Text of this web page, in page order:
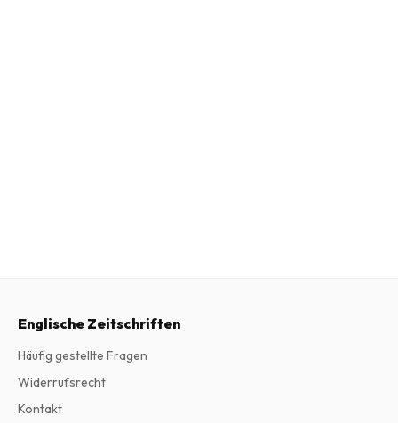
Englische Zeitschriften
Häufig gestellte Fragen
Widerrufsrecht
Kontakt